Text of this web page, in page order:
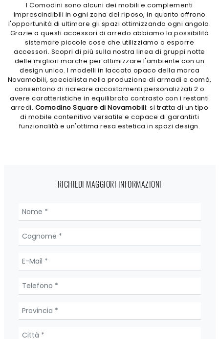
I Comodini sono alcuni dei mobili e complementi
imprescindibili in ogni zona del riposo, in quanto offrono
l'opportunità di ultimare gli spazi ottimizzando ogni angolo.
Grazie a questi accessori di arredo abbiamo la possibilità
sistemare piccole cose che utilizziamo o esporre
accessori. Scopri di più sulla nostra linea di gruppi notte
delle migliori marche per ottimizzare l'ambiente con un
design unico. I modelli in laccato opaco della marca
Novamobili, specialista nella produzione di armadi e comò,
consentono di ricreare accostamenti personalizzati 2 o
avere caratteristiche in equilibrato contrasto con i restanti
arredi. Comodino Square di Novamobili: si tratta di un tipo
di mobile contenitivo versatile e capace di garantirti
funzionalità e un'ottima resa estetica in spazi design.
RICHIEDI MAGGIORI INFORMAZIONI